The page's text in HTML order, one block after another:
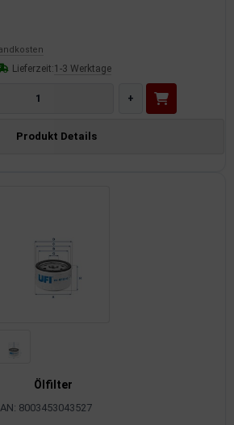
Lieferzeit:1-3 Werktage
+
Produkt Details
Ölfilter
8003453043527